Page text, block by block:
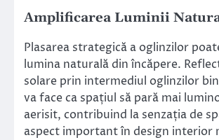
Amplificarea Luminii
Plasarea strategică a oglinzilor
lumina naturală din încăpere.
solare prin intermediul oglinzilor
va face ca spațiul să pară mai
aerisit, contribuind la senzația de
aspect important în design interior